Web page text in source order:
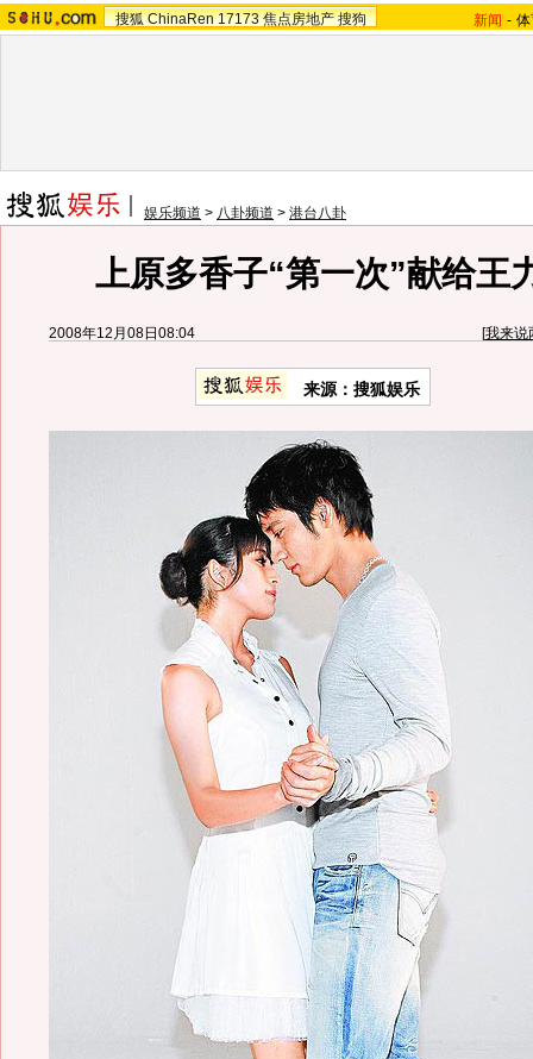
搜狐 ChinaRen 17173 焦点房地产 搜狗 新闻 -
娱乐频道 > 八卦频道 > 港台八卦
上原多香子“第一次”献给王
2008年12月08日08:04 [我来说
来源：搜狐娱乐